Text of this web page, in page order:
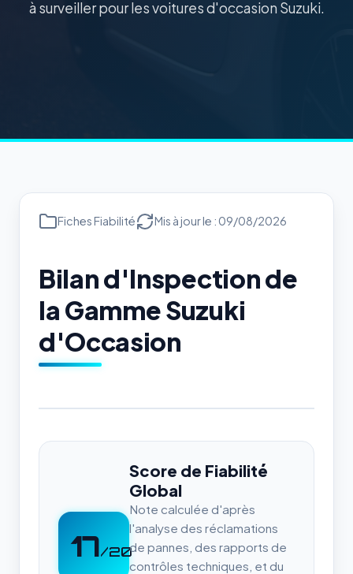
à surveiller pour les voitures d'occasion Suzuki.
Fiches Fiabilité Mis à jour le : 09/08/2026
Bilan d'Inspection de
la Gamme Suzuki
d'Occasion
17/20
Score de Fiabilité
Global
Note calculée d'après
l'analyse des réclamations
de pannes, des rapports de
contrôles techniques, et du